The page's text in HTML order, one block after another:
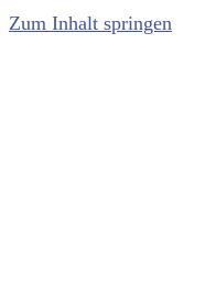
Zum Inhalt springen